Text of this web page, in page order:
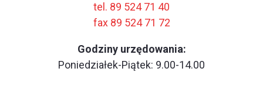
tel. 89 524 71 40
fax 89 524 71 72
Godziny urzędowania:
Poniedziałek-Piątek: 9.00-14.00